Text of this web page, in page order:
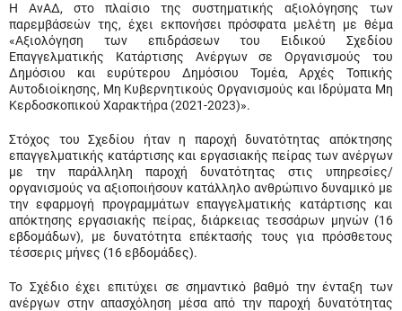
Η ΑνΑΔ, στο πλαίσιο της συστηματικής αξιολόγησης των
παρεμβάσεών της, έχει εκπονήσει πρόσφατα μελέτη με θέμα
«Αξιολόγηση των επιδράσεων του Ειδικού Σχεδίου
Επαγγελματικής Κατάρτισης Ανέργων σε Οργανισμούς του
Δημόσιου και ευρύτερου Δημόσιου Τομέα, Αρχές Τοπικής
Αυτοδιοίκησης, Μη Κυβερνητικούς Οργανισμούς και Ιδρύματα Μη
Κερδοσκοπικού Χαρακτήρα (2021-2023)».
Στόχος του Σχεδίου ήταν η παροχή δυνατότητας απόκτησης
επαγγελματικής κατάρτισης και εργασιακής πείρας των ανέργων
με την παράλληλη παροχή δυνατότητας στις υπηρεσίες/
οργανισμούς να αξιοποιήσουν κατάλληλο ανθρώπινο δυναμικό με
την εφαρμογή προγραμμάτων επαγγελματικής κατάρτισης και
απόκτησης εργασιακής πείρας, διάρκειας τεσσάρων μηνών (16
εβδομάδων), με δυνατότητα επέκτασής τους για πρόσθετους
τέσσερις μήνες (16 εβδομάδες).
Το Σχέδιο έχει επιτύχει σε σημαντικό βαθμό την ένταξη των
ανέργων στην απασχόληση μέσα από την παροχή δυνατότητας